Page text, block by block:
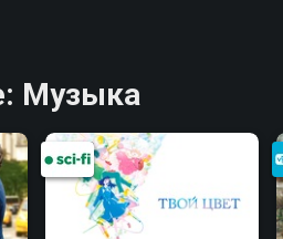
Музыка